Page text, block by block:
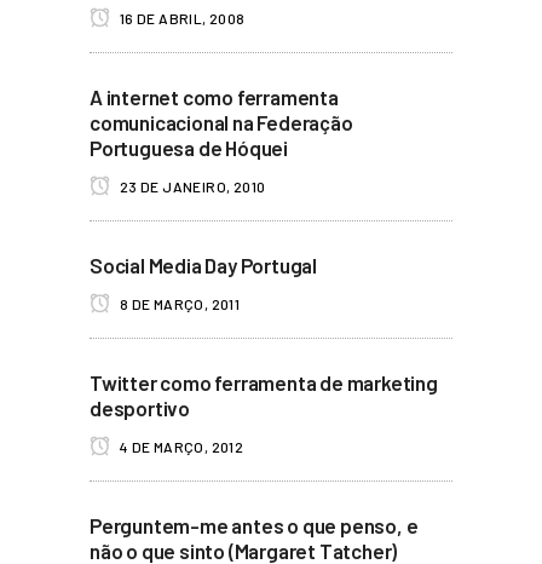
16 DE ABRIL, 2008
A internet como ferramenta
comunicacional na Federação
Portuguesa de Hóquei
23 DE JANEIRO, 2010
Social Media Day Portugal
8 DE MARÇO, 2011
Twitter como ferramenta de marketing
desportivo
4 DE MARÇO, 2012
Perguntem-me antes o que penso, e
não o que sinto (Margaret Tatcher)